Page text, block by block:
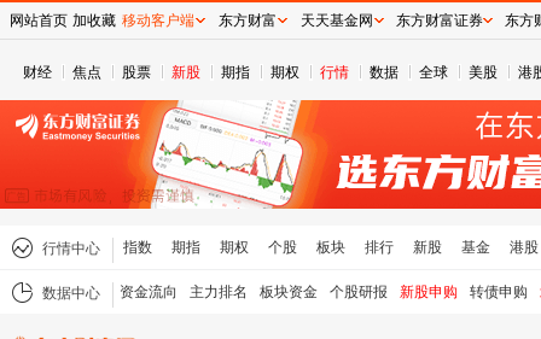
财经 焦点 股票 新股 期指 期权 行情 数据 全球 美股 港
行情中心 指数 期指 期权 个股 板块 排行 新股 基金 港股
数据中心 资金流向 主力排名 板块资金 个股研报 新股申购 转债申购
网站首页 加收藏 移动客户端 东方财富 天天基金网 东方财富证券 东方